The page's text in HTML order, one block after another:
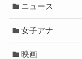
ニュース
女子アナ
映画